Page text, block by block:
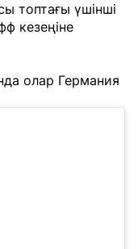
топтағы үшінші
кезеңіне
олар Германия